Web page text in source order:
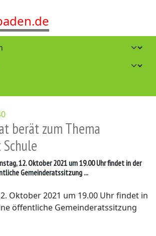
berät zum Thema
12. Oktober 2021 um 19.00 Uhr findet in der
Gemeinderatssitzung ...
Oktober 2021 um 19.00 Uhr findet in
öffentliche Gemeinderatssitzung